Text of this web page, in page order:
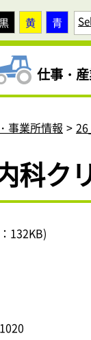
黒 黄 青
仕事・
事業所情報
科ク
132KB)